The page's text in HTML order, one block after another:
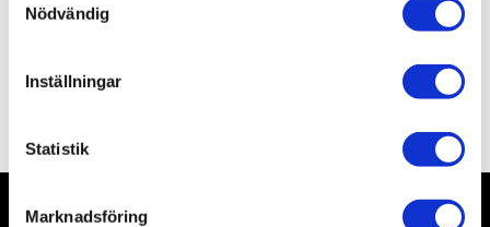
e
Nödvändig
Inställningar
Statistik
Marknadsföring